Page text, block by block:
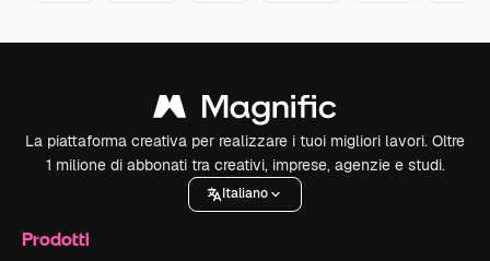
La piattaforma creativa per realizzare i tuoi migliori lavori. Oltre
1 milione di abbonati tra creativi, imprese, agenzie e studi.
Italiano
Prodotti